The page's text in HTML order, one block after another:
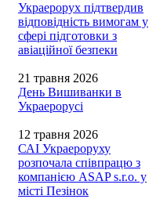
Украерорух підтвердив
відповідність вимогам у
сфері підготовки з
авіаційної безпеки
21 травня 2026
День Вишиванки в
Украерорусі
12 травня 2026
САІ Украероруху
розпочала співпрацю з
компанією ASAP s.r.o. у
місті Пезінок